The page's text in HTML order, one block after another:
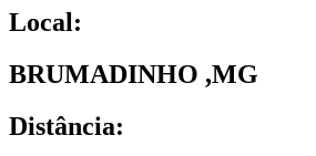
Local:
BRUMADINHO ,MG
Distância: